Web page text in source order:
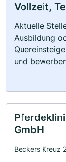
Vollzeit,
Aktuelle
Ausbildung
und
GmbH
Beckers Kreuz